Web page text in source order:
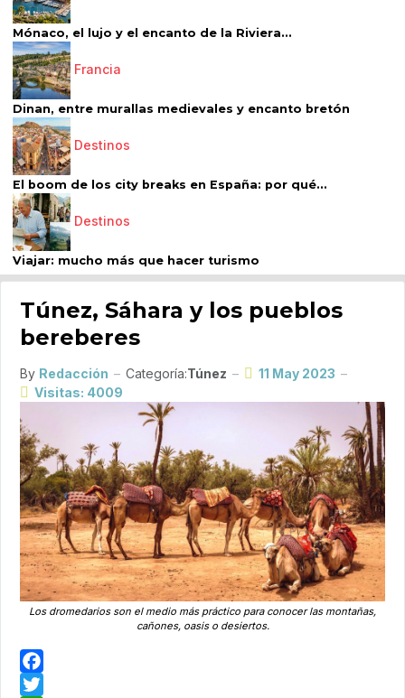
Mónaco, el lujo y el encanto de la Riviera...
Francia
Dinan, entre murallas medievales y encanto bretón
Destinos
El boom de los city breaks en España: por qué...
Destinos
Viajar: mucho más que hacer turismo
Túnez, Sáhara y los pueblos
bereberes
By Redacción Categoría:Túnez
11 May 2023
Visitas: 4009
Los dromedarios son el medio más práctico para conocer las montañas,
cañones, oasis o desiertos.
Facebook